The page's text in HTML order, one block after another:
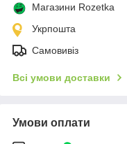
Магазини Rozetka
Укрпошта
Самовивіз
Всі умови доставки
Умови оплати